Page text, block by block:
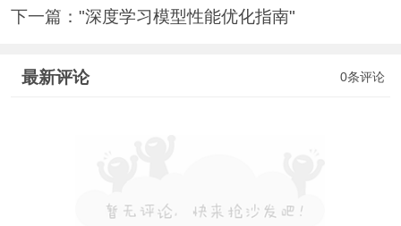
下一篇： "深度学习模型性能优化指南"
0条评论
最新评论